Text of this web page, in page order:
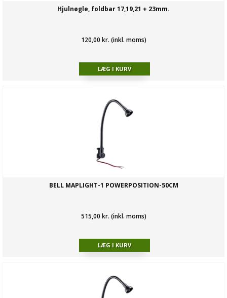
Hjulnøgle, foldbar 17,19,21 + 23mm.
120,00 kr. (inkl. moms)
BELL MAPLIGHT-1 POWERPOSITION-50CM
515,00 kr. (inkl. moms)